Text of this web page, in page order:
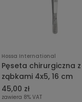
Hossa International
Pęseta chirurgiczna z
ząbkami 4x5, 16 cm
45,00 zł
zawiera 8% VAT